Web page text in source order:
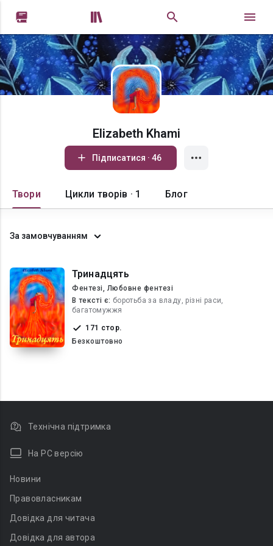
 
Elizabeth Khami
Підписатися · 46
Твори Цикли творів · 1 Блог
За замовчуванням
Тринадцять
Фентезі, Любовне фентезі
В текcті є: боротьба за владу, різні раси,
багатомужжя
171 стор.
Безкоштовно
Технічна підтримка
На PC версію
Новини
Правовласникам
Довідка для читача
Довідка для автора